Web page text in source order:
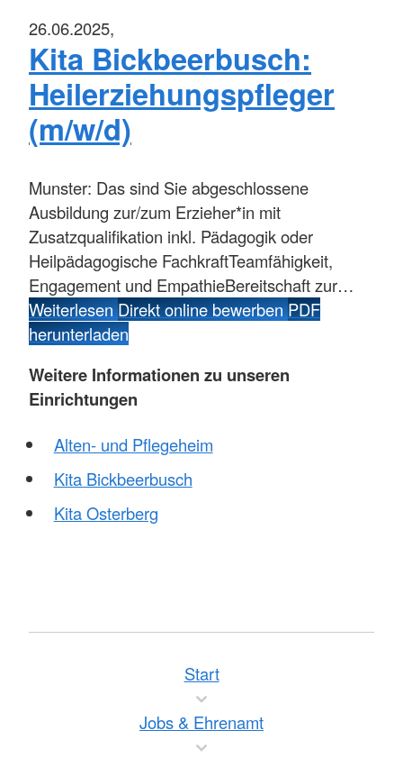
26.06.2025,
Kita Bickbeerbusch:
Heilerziehungspfleger
(m/w/d)
Munster: Das sind Sie abgeschlossene
Ausbildung zur/zum Erzieher*in mit
Zusatzqualifikation inkl. Pädagogik oder
Heilpädagogische FachkraftTeamfähigkeit,
Engagement und EmpathieBereitschaft zur…
WeiterlesenDirekt online bewerbenPDF
herunterladen
Weitere Informationen zu unseren
Einrichtungen
Alten- und Pflegeheim
Kita Bickbeerbusch
Kita Osterberg
Start
Jobs & Ehrenamt